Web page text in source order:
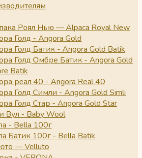
Роял Нью — Alpaca Royal New
Голд - Angora Gold
Голд Батик - Angora Gold Batik
Голд Омбре Батик - Angora Gold
Batik
реал 40 - Angora Real 40
Голд Симли - Angora Gold Simli
Голд Стар - Angora Gold Star
Вул - Baby Wool
- Bella 100г
Батик 100г - Bella Batik
— Velluto